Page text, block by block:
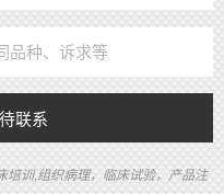
联系
培训,组织病理，临床试验，产品注